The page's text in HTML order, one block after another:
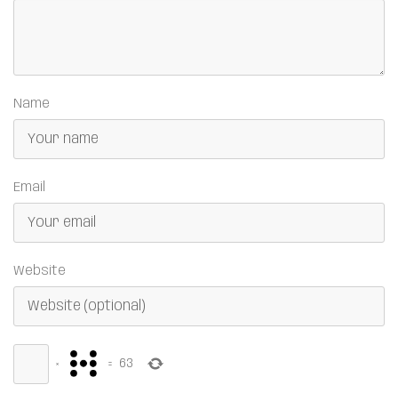
Name
Email
Website
× = 63